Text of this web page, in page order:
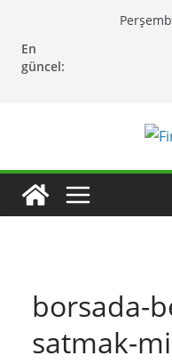
content
En
güncel:
borsada-
satmak-